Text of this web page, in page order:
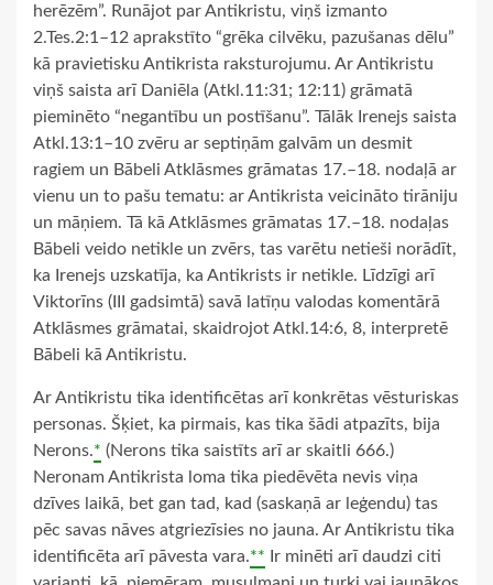
herēzēm”. Runājot par Antikristu, viņš izmanto
2.Tes.2:1–12 aprakstīto “grēka cilvēku, pazušanas dēlu”
kā pravietisku Antikrista raksturojumu. Ar Antikristu
viņš saista arī Daniēla (Atkl.11:31; 12:11) grāmatā
pieminēto “negantību un postīšanu”. Tālāk Irenejs saista
Atkl.13:1–10 zvēru ar septiņām galvām un desmit
ragiem un Bābeli Atklāsmes grāmatas 17.–18. nodaļā ar
vienu un to pašu tematu: ar Antikrista veicināto tirāniju
un māņiem. Tā kā Atklāsmes grāmatas 17.–18. nodaļas
Bābeli veido netikle un zvērs, tas varētu netieši norādīt,
ka Irenejs uzskatīja, ka Antikrists ir netikle. Līdzīgi arī
Viktorīns (III gadsimtā) savā latīņu valodas komentārā
Atklāsmes grāmatai, skaidrojot Atkl.14:6, 8, interpretē
Bābeli kā Antikristu.
Ar Antikristu tika identificētas arī konkrētas vēsturiskas
personas. Šķiet, ka pirmais, kas tika šādi atpazīts, bija
Nerons.* (Nerons tika saistīts arī ar skaitli 666.)
Neronam Antikrista loma tika piedēvēta nevis viņa
dzīves laikā, bet gan tad, kad (saskaņā ar leģendu) tas
pēc savas nāves atgriezīsies no jauna. Ar Antikristu tika
identificēta arī pāvesta vara.** Ir minēti arī daudzi citi